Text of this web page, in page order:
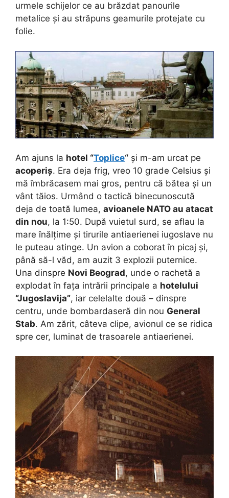
urmele schijelor ce au brăzdat panourile
metalice și au străpuns geamurile protejate cu
folie.
Am ajuns la hotel “Toplice“ și m-am urcat pe
acoperiș. Era deja frig, vreo 10 grade Celsius și
mă îmbrăcasem mai gros, pentru că bătea și un
vânt tăios. Urmând o tactică binecunoscută
deja de toată lumea, avioanele NATO au atacat
din nou, la 1:50. După vuietul surd, se aflau la
mare înălțime și tirurile antiaerienei iugoslave nu
le puteau atinge. Un avion a coborat în picaj și,
până să-l văd, am auzit 3 explozii puternice.
Una dinspre Novi Beograd, unde o rachetă a
explodat în fața intrării principale a hotelului
“Jugoslavija”, iar celelalte două – dinspre
centru, unde bombardaseră din nou General
Stab. Am zărit, câteva clipe, avionul ce se ridica
spre cer, luminat de trasoarele antiaerienei.